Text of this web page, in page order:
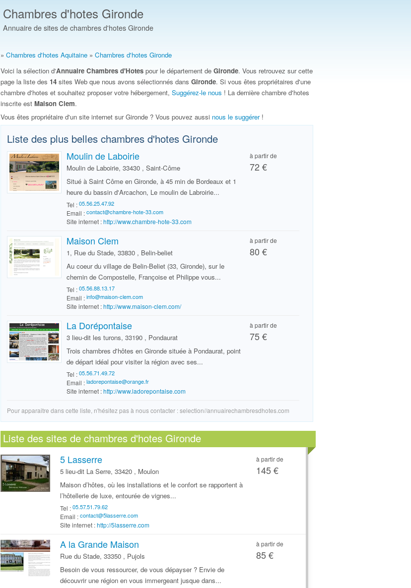
Chambres d'hotes Gironde
Annuaire de sites de chambres d'hotes Gironde
» Chambres d'hotes Aquitaine » Chambres d'hotes Gironde
Voici la sélection d'Annuaire Chambres d'Hotes pour le département de Gironde. Vous retrouvez sur cette
page la liste des 14 sites Web que nous avons sélectionnés dans Gironde. Si vous êtes propriétaires d'une
chambre d'hotes et souhaitez proposer votre hébergement, Suggérez-le nous ! La dernière chambre d'hotes
inscrite est Maison Clem.
Vous êtes propriétaire d'un site internet sur Gironde ? Vous pouvez aussi nous le suggérer!
Liste des plus belles chambres d'hotes Gironde
à partir de
72 €
Moulin de Laboirie
Moulin de Laboirie, 33430 , Saint-Côme
Situé à Saint Côme en Gironde, à 45 min de Bordeaux et 1
heure du bassin d'Arcachon, Le moulin de Labroirie...
Tel :
Email :
Site internet :http://www.chambre-hote-33.com
à partir de
80 €
Maison Clem
1, Rue du Stade, 33830 , Belin-beliet
Au coeur du village de Belin-Beliet (33, Gironde), sur le
chemin de Compostelle, Françoise et Philippe vous...
Tel :
Email :
Site internet :http://www.maison-clem.com/
à partir de
75 €
La Dorépontaise
3 lieu-dit les turons, 33190 , Pondaurat
Trois chambres d'hôtes en Gironde située à Pondaurat, point
de départ idéal pour visiter la région avec ses...
Tel :
Email :
Site internet :http://www.ladorepontaise.com
Pour apparaitre dans cette liste, n'hésitez pas à nous contacter :selection//annuairechambresdhotes.com
Liste des sites de chambres d'hotes Gironde
à partir de
145 €
5 Lasserre
5 lieu-dit La Serre, 33420 , Moulon
Maison d’hôtes, où les installations et le confort se rapportent à
l’hôtellerie de luxe, entourée de vignes...
Tel :
Email :
Site internet :http://5lasserre.com
à partir de
85 €
A la Grande Maison
Rue du Stade, 33350 , Pujols
Besoin de vous ressourcer, de vous dépayser ? Envie de
découvrir une région en vous immergeant jusque dans...